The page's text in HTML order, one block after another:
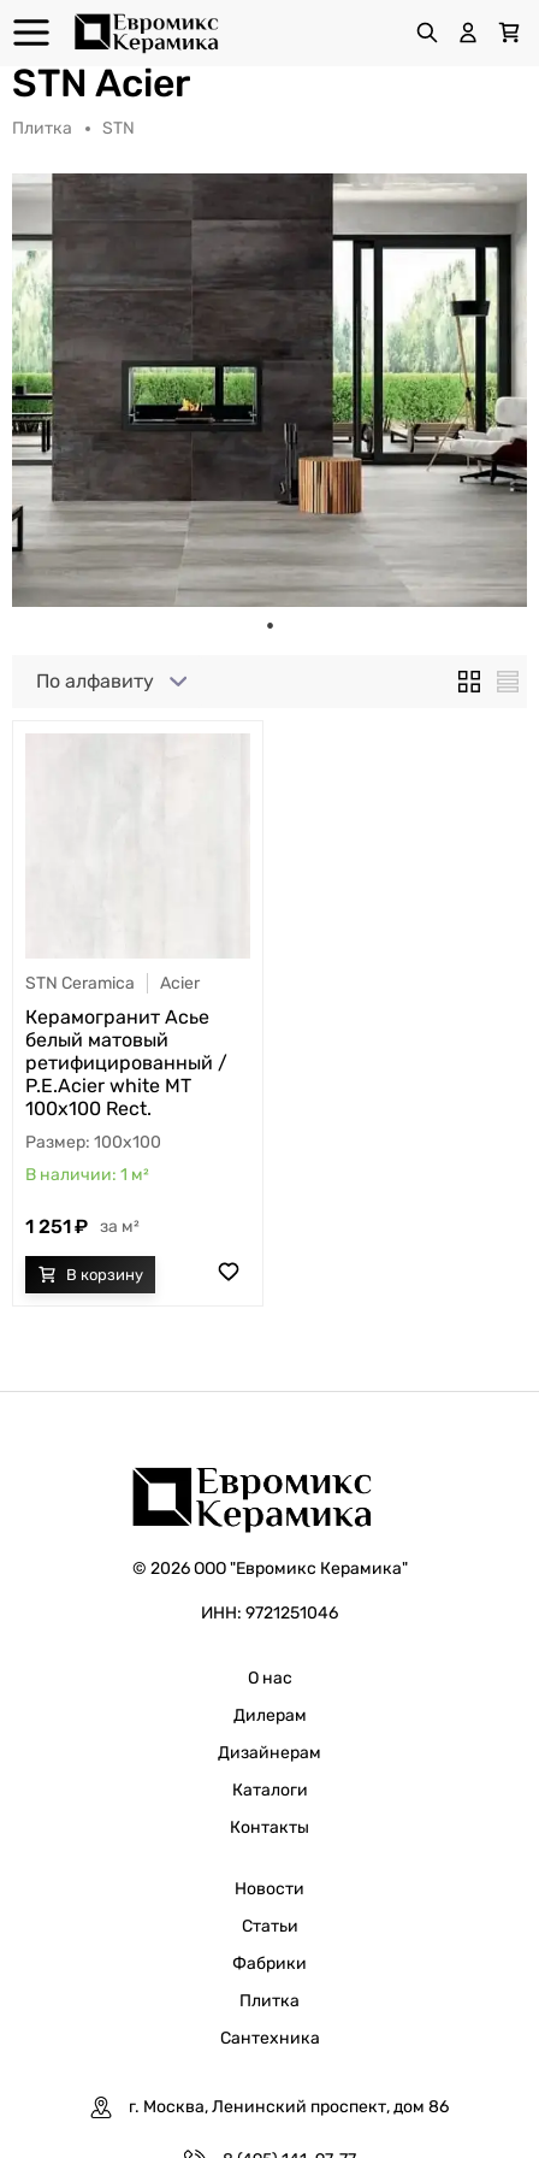
STN Acier
Плитка STN
По алфавиту
STN Ceramica Acier
Керамогранит Асье
белый матовый
ретифицированный /
P.E.Acier white MT
100x100 Rect.
100x100
1 м²
1 251 м²
© 2026 ООО "Евромикс Керамика"
ИНН: 9721251046
О нас
Дилерам
Дизайнерам
Каталоги
Контакты
Новости
Статьи
Фабрики
Плитка
Сантехника
г. Москва, Ленинский проспект, дом 86